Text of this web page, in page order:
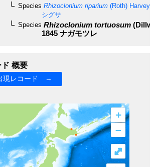
Species Rhizoclonium riparium (Roth) Harvey,
シグサ
Species Rhizoclonium tortuosum
1845 ナガモツレ
概要
現レコード →
+
–
⤢